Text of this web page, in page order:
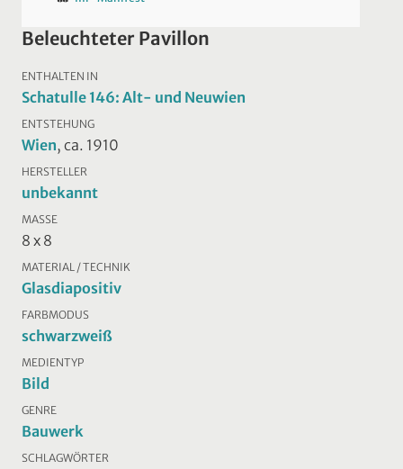
Beleuchteter Pavillon
ENTHALTEN IN
Schatulle 146: Alt- und Neuwien
ENTSTEHUNG
Wien, ca. 1910
HERSTELLER
unbekannt
MASSE
8 x 8
MATERIAL / TECHNIK
Glasdiapositiv
FARBMODUS
schwarzweiß
MEDIENTYP
Bild
GENRE
Bauwerk
SCHLAGWÖRTER